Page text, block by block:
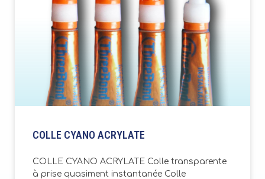
COLLE CYANO ACRYLATE
COLLE CYANO ACRYLATE Colle transparente
à prise quasiment instantanée Colle